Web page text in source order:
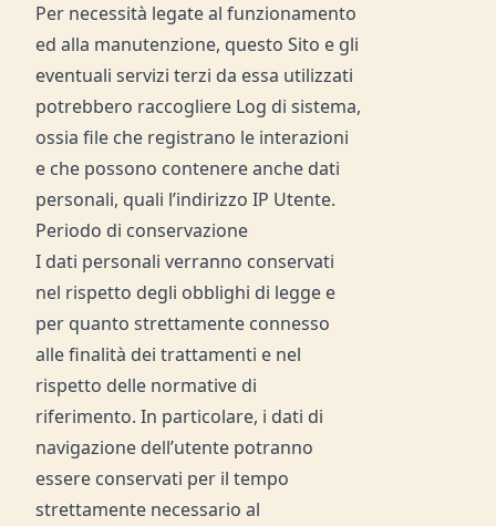
Per necessità legate al funzionamento
ed alla manutenzione, questo Sito e gli
eventuali servizi terzi da essa utilizzati
potrebbero raccogliere Log di sistema,
ossia file che registrano le interazioni
e che possono contenere anche dati
personali, quali l’indirizzo IP Utente.
Periodo di conservazione
I dati personali verranno conservati
nel rispetto degli obblighi di legge e
per quanto strettamente connesso
alle finalità dei trattamenti e nel
rispetto delle normative di
riferimento. In particolare, i dati di
navigazione dell’utente potranno
essere conservati per il tempo
strettamente necessario al